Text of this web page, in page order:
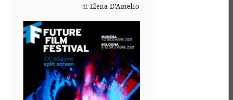
di Elena D'Amelio